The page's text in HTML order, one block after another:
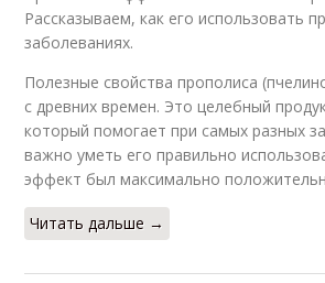
Рассказываем, как его использовать
заболеваниях.
Полезные свойства прополиса
с древних времен. Это целебный
который помогает при самых разных
важно уметь его правильно
эффект был максимально
Читать дальше →